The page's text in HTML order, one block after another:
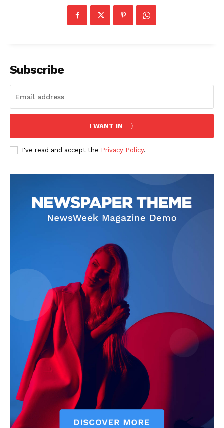
Subscribe
I WANT IN
I've read and accept the Privacy Policy.